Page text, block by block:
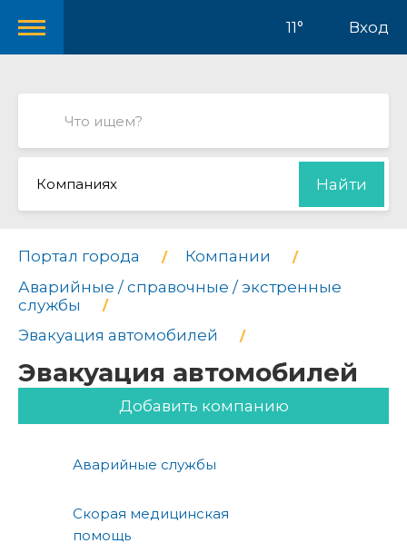
11° Вход
Компаниях Найти
Портал города
Компании
Аварийные / справочные / экстренные
службы
Эвакуация автомобилей
Эвакуация автомобилей
Добавить компанию
Аварийные службы
Скорая медицинская
помощь